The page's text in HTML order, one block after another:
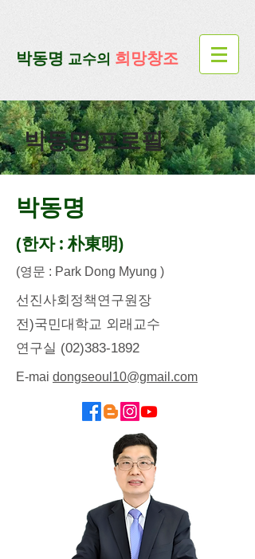
​박동명 교수의 희망창조
박동명 프로필
​박동명
​(한자 : 朴東明)
(영문 : Park Dong Myung )
선진사회정책연구원장
​전)국민대학교 외래교수
​연구실 (02)383-1892
E-mai dongseoul10@gmail.com